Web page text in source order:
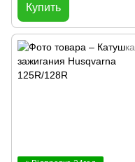
Купить